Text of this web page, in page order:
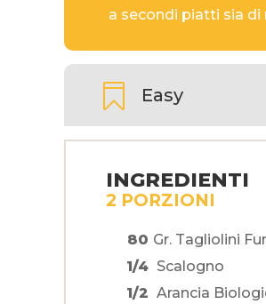
a secondi piatti sia di
 Easy
INGREDIENTI
2 PORZIONI
80 Gr. Tagliolini
1/4 Scalogno
1/2 Arancia